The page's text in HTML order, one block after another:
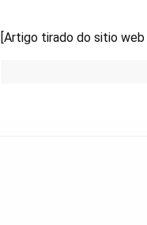
[Artigo tirado do sitio web